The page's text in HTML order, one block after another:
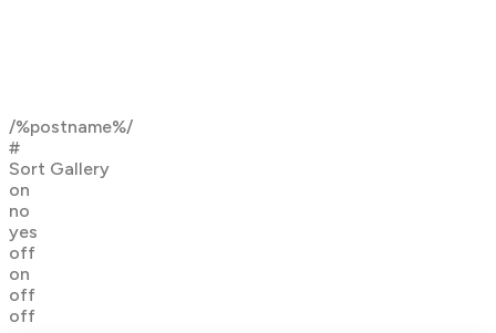
/%postname%/
#
Sort Gallery
on
no
yes
off
on
off
off